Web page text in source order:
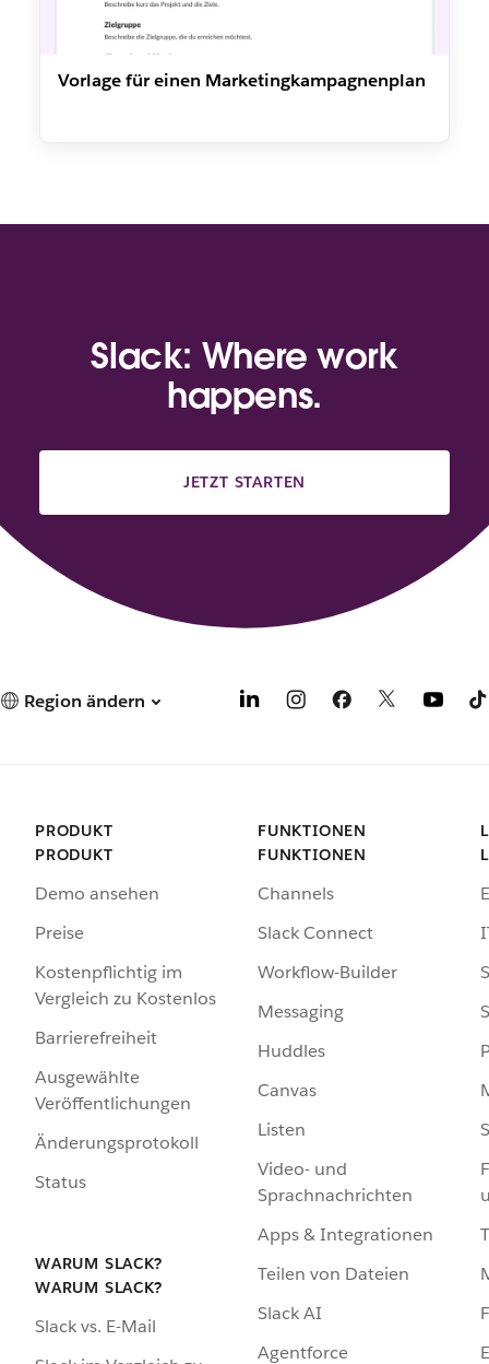
Vorlage für einen Marketingkampagnenplan
Slack: Where work
happens.
JETZT STARTEN
Region ändern
PRODUKT
PRODUKT
Demo ansehen
Preise
Kostenpflichtig im
Vergleich zu Kostenlos
Barrierefreiheit
Ausgewählte
Veröffentlichungen
Änderungsprotokoll
Status
WARUM SLACK?
WARUM SLACK?
Slack vs. E-Mail
FUNKTIONEN
FUNKTIONEN
Channels
Slack Connect
Workflow-Builder
Messaging
Huddles
Canvas
Listen
Video- und
Sprachnachrichten
Apps & Integrationen
Teilen von Dateien
Slack AI
Agentforce